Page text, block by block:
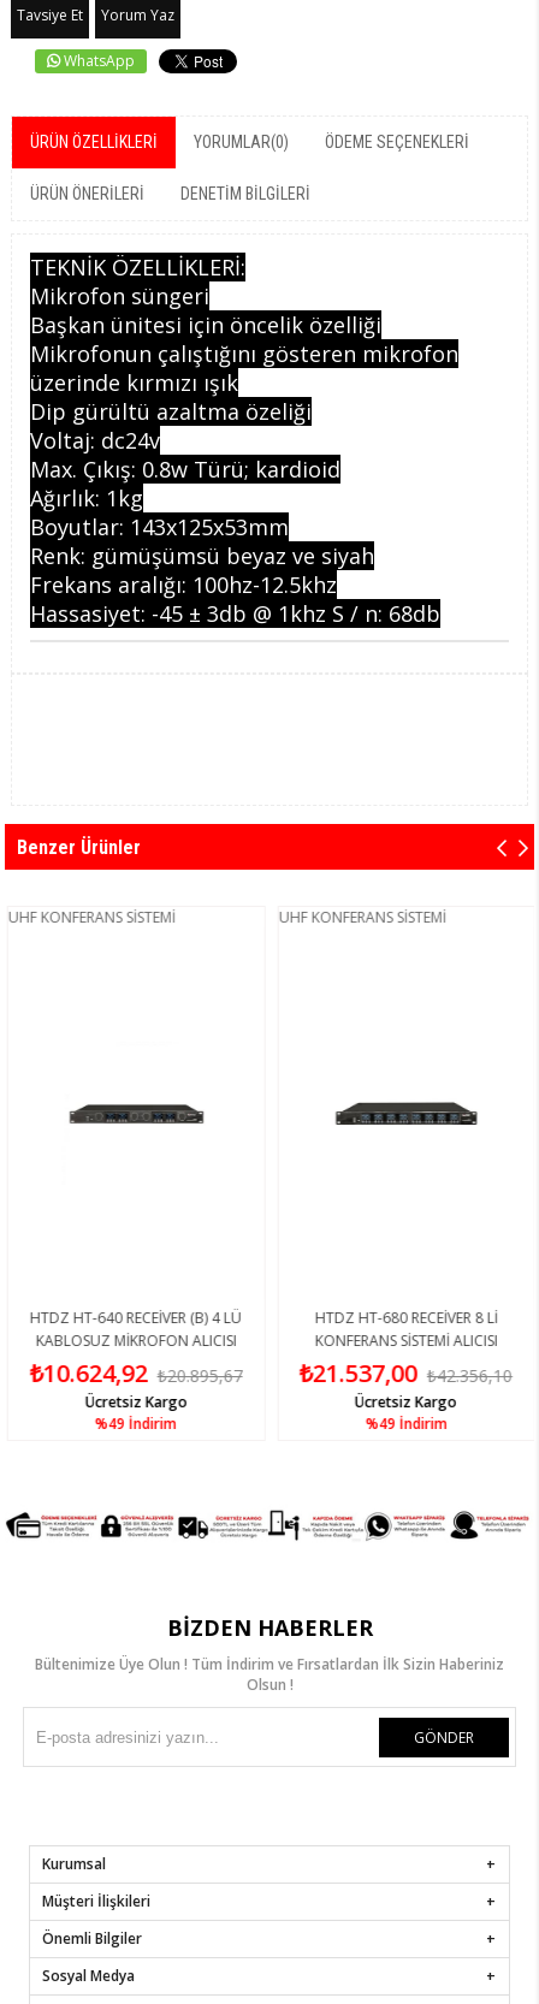
Tavsiye Et Yorum Yaz
WhatsApp
ÜRÜN ÖZELLIKLERI YORUMLAR(0) ÖDEME SEÇENEKLERI
ÜRÜN ÖNERILERI DENETIM BILGILERI
TEKNİK ÖZELLİKLERİ:
Mikrofon süngeri
Başkan ünitesi için öncelik özelliği
Mikrofonun çalıştığını gösteren mikrofon
üzerinde kırmızı ışık
Dip gürültü azaltma özeliği
Voltaj: dc24v
Max. Çıkış: 0.8w Türü; kardioid
Ağırlık: 1kg
Boyutlar: 143x125x53mm
Renk: gümüşümsü beyaz ve siyah
Frekans aralığı: 100hz-12.5khz
Hassasiyet: -45 ± 3db @ 1khz S / n: 68db
Benzer Ürünler
KONFERANS SİSTEMİ
HTDZ HT-640 RECEİVER (B) 4 LÜ
KABLOSUZ MİKROFON ALICISI
₺10.624,92 ₺20.895,67
%49İndirim
Ücretsiz Kargo
UHF KONFERANS SİSTEMİ
HTDZ HT-680 RECEİVER 8 Lİ
KONFERANS SİSTEMİ ALICISI
₺21.537,00 ₺42.356,10
%49İndirim
Ücretsiz Kargo
BIZDEN HABERLER
Bültenimize Üye Olun ! Tüm İndirim ve Fırsatlardan İlk Sizin Haberiniz
Olsun !
GÖNDER
Kurumsal
Müşteri İlişkileri
Önemli Bilgiler
Sosyal Medya